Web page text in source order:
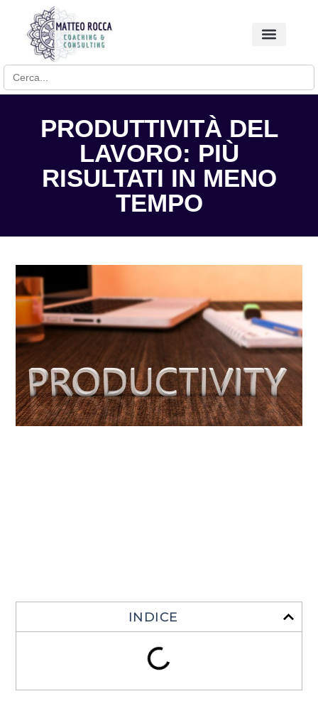
Search for:
PRODUTTIVITÀ DEL
LAVORO: PIÙ
RISULTATI IN MENO
TEMPO
INDICE